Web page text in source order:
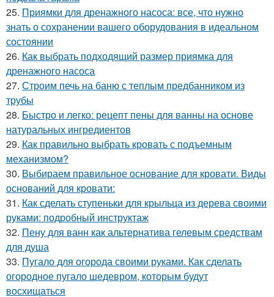
25. Приямки для дренажного насоса: все, что нужно
знать о сохранении вашего оборудования в идеальном
состоянии
26. Как выбрать подходящий размер приямка для
дренажного насоса
27. Строим печь на баню с теплым предбанником из
трубы
28. Быстро и легко: рецепт пены для ванны на основе
натуральных ингредиентов
29. Как правильно выбрать кровать с подъемным
механизмом?
30. Выбираем правильное основание для кровати. Виды
оснований для кровати:
31. Как сделать ступеньки для крыльца из дерева своими
руками: подробный инструктаж
32. Пену для ванн как альтернатива гелевым средствам
для душа
33. Пугало для огорода своими руками. Как сделать
огородное пугало шедевром, которым будут
восхищаться